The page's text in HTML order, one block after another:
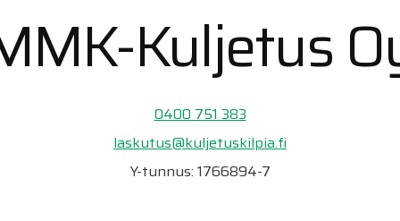
Kuljetus
0400 751 383
laskutus@kuljetuskilpia.fi
Y-tunnus: 1766894-7